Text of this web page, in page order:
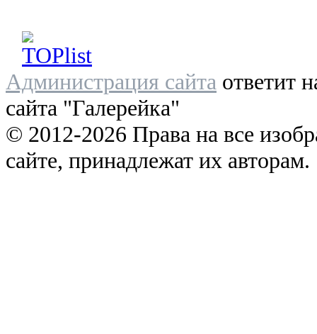
Администрация сайта ответит
сайта "Галерейка"
© 2012-2026 Права на все
сайте, принадлежат их авторам.